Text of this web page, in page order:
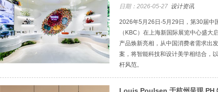
日期：2026-05-27 设计资讯
2026年5月26日-5月29日，第30届中
（KBC）在上海新国际展览中心盛大
产品焕新亮相，从中国消费者需求出
案，将智能科技和设计美学相结合，
杆风范。
Louis Poulsen 于杭州呈现 PH